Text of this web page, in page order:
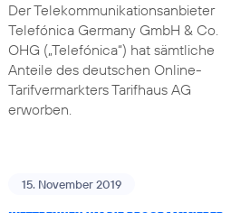
Der Telekommunikationsanbieter
Telefónica Germany GmbH & Co.
OHG („Telefónica“) hat sämtliche
Anteile des deutschen Online-
Tarifvermarkters Tarifhaus AG
erworben.
15. November 2019